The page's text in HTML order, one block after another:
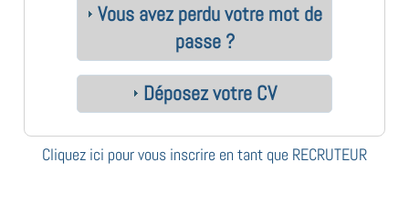
Vous avez perdu votre mot de
passe ?
Déposez votre CV
Cliquez ici pour vous inscrire en tant que RECRUTEUR